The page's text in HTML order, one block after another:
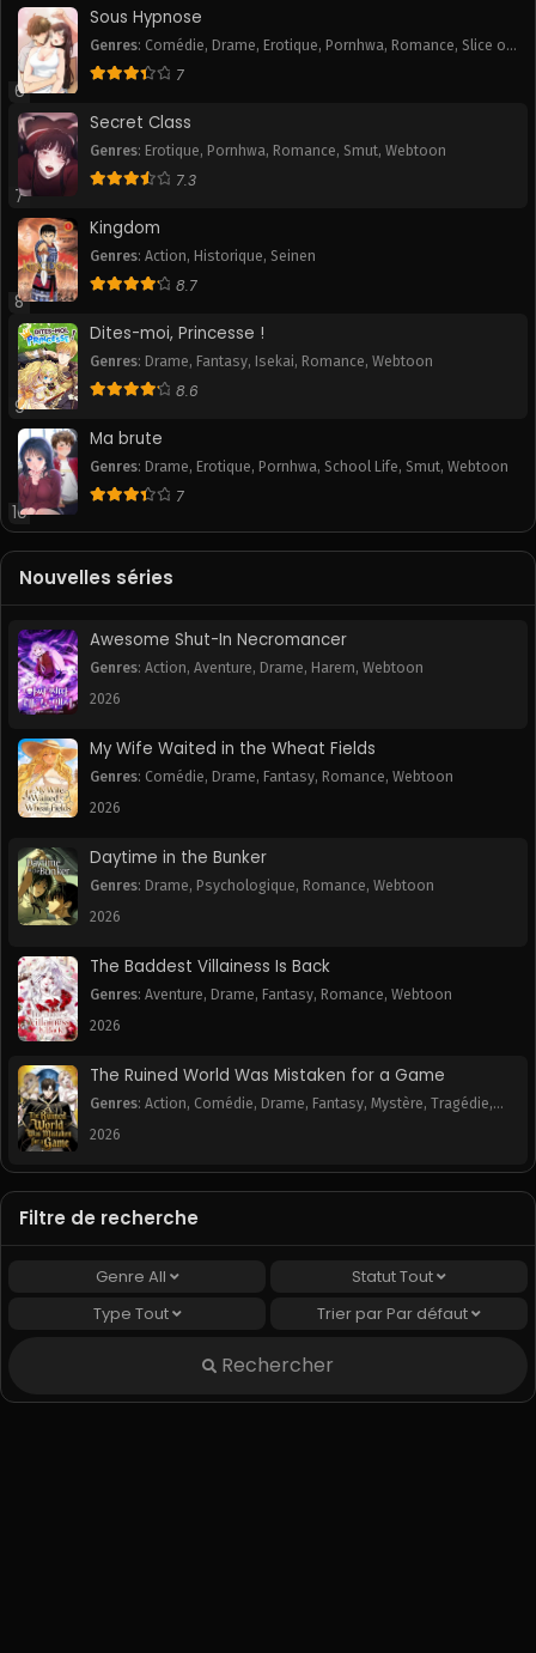
6
Sous Hypnose
Genres: Comédie, Drame, Erotique, Pornhwa, Romance, Slice of
Life,Smut 7
7
Secret Class
Genres: Erotique, Pornhwa, Romance, Smut, Webtoon
7.3
8
Kingdom
Genres: Action, Historique, Seinen
8.7
9
Dites-moi, Princesse !
Genres: Drame, Fantasy, Isekai, Romance, Webtoon
8.6
10
Ma brute
Genres: Drame, Erotique, Pornhwa, School Life, Smut, Webtoon
7
Nouvelles séries
Awesome Shut-In Necromancer
Genres: Action, Aventure, Drame, Harem, Webtoon
2026
My Wife Waited in the Wheat Fields
Genres: Comédie, Drame, Fantasy, Romance, Webtoon
2026
Daytime in the Bunker
Genres: Drame, Psychologique, Romance, Webtoon
2026
The Baddest Villainess Is Back
Genres: Aventure, Drame, Fantasy, Romance, Webtoon
2026
The Ruined World Was Mistaken for a Game
Genres: Action, Comédie, Drame, Fantasy, Mystère, Tragédie,
2026
Filtre de recherche
Genre All StatutTout
Type Tout Trier par Par défaut
Rechercher